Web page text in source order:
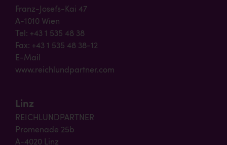
Franz-Josefs-Kai 47
A-1010 Wien
Tel: +43 1 535 48 38
Fax: +43 1 535 48 38-12
E-Mail
www.reichlundpartner.com
Linz
REICHLUNDPARTNER
Promenade 25b
A-4020 Linz